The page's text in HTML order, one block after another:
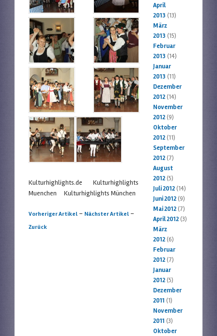
Kulturhighlights.de Kulturhighlights
Muenchen Kulturhighlights München
Artikelnavigation
Vorheriger Artikel - Nächster Artikel -
Zurück
April
2013 (13)
März
2013 (15)
Februar
2013 (14)
Januar
2013 (11)
Dezember
2012(14)
November
2012(9)
Oktober
2012(11)
September
2012(7)
August
2012(5)
Juli 2012(14)
Juni 2012(9)
Mai 2012(7)
April 2012(3)
März
2012(6)
Februar
2012(7)
Januar
2012(5)
Dezember
2011 (1)
November
2011 (3)
Oktober